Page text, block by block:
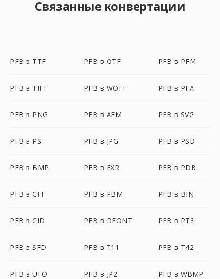
Связанные конвертации
PFB в TTF PFB в OTF PFB в PFM
PFB в TIFF PFB в WOFF PFB в PFA
PFB в PNG PFB в AFM PFB в SVG
PFB в PS PFB в JPG PFB в PSD
PFB в BMP PFB в EXR PFB в PDB
PFB в CFF PFB в PBM PFB в BIN
PFB в CID PFB в DFONT PFB в PT3
PFB в SFD PFB в T11 PFB в T42
PFB в UFO PFB в JP2 PFB в WBMP